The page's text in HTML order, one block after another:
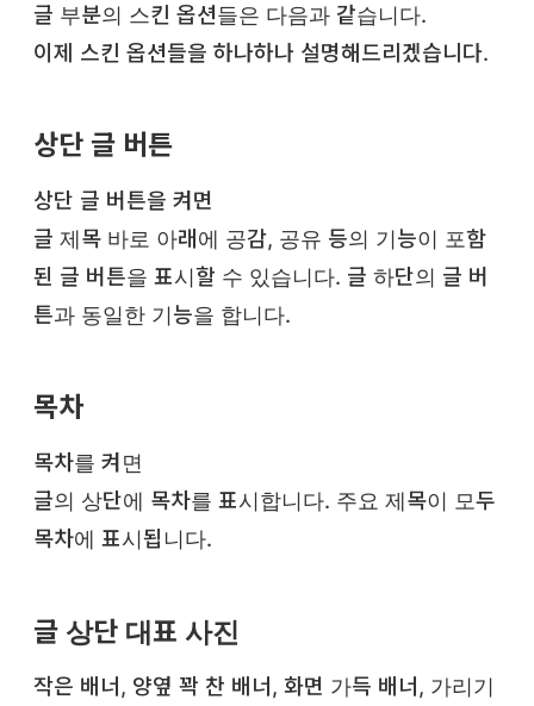
글 부분의 스킨 옵션들은 다음과 같습니다.
이제 스킨 옵션들을 하나하나 설명해드리겠습니다.
상단 글 버튼
상단 글 버튼을 켜면
글 제목 바로 아래에 공감, 공유 등의 기능이 포함
된 글 버튼을 표시할 수 있습니다. 글 하단의 글 버
튼과 동일한 기능을 합니다.
목차
목차를 켜면
글의 상단에 목차를 표시합니다. 주요 제목이 모두
목차에 표시됩니다.
글 상단 대표 사진
작은 배너, 양옆 꽉 찬 배너, 화면 가득 배너, 가리기